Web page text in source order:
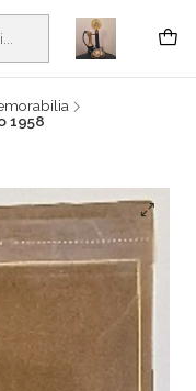
em Viana do
1958